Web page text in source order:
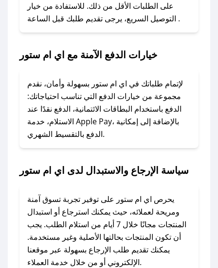
### كيفية استخدام كود خصم اي ام ستور؟
1. انسخ كود الخصم من تطبيق صحصح.
2. الصقه في خانة الدفع عند التسوق من اي ام
لا تقلق! يمكنك التواصل مع فريق دعم صحصح عبر
الرسائل الخاصة على تويتر أو البريد الإلكتروني،
وسنقوم بحل المشكلة في أسرع وقت ممكن.
### ماذا أفعل إذا لم أجد كود خصم لمتجري
المفضل؟
مراسلتنا مباشرة وسنعمل على توفير الكوبونات في
### كيف تحصل على كوبونات خصم حصرية من اي
ام ستور؟
للحصول على كوبونات وخصومات حصرية، قم بما
يلي:
- اضغط على أيقونة متابعة لمتجر اي ام ستور في
على الطلبات الأقل من ذلك. للاستفادة من خيار
التوصيل السريع، يرجى تقديم طلبك قبل الساعة .
خيارات الدفع الآمنة مع اي ام ستور
لإتمام طلباتك في اي ام ستور بسهولة وأمان، نقدم
مجموعة من خيارات الدفع التي تناسب احتياجاتك:
الدفع باستخدام البطاقات الائتمانية، الدفع نقدًا عند
الاستلام، خدمة Apple Pay، بالإضافة إلى إمكانية
الدفع بالتقسيط الشهري.
سياسة الإرجاع والاستبدال لدى اي ام ستور
يحرص اي ام ستور على توفير تجربة تسوق آمنة
ومريحة لعملائه، حيث يمكنك استرجاع أو استبدال
المنتجات مجانًا خلال 7 أيام من استلام الطلب. يجب
أن تكون المنتجات بحالتها الأصلية وغير مستخدمة.
يمكنك تقديم طلب الإرجاع بسهولة عبر موقعنا
الإلكتروني أو من خلال خدمة العملاء.